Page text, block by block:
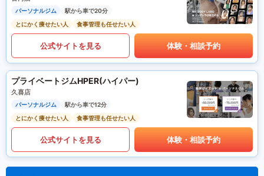
パーソナルジム
駅から車で20分
とにかく痩せたい人
食事管理も任せたい人
公式サイトを見る 体験・相談予約
プライベートジムHPER(ハイパー)
久喜店
パーソナルジム
駅から車で12分
とにかく痩せたい人
食事管理も任せたい人
公式サイトを見る 体験・相談予約